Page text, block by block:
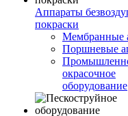
Аппараты
покраски
Мембранные
Поршневые
окрасочное
оборудование